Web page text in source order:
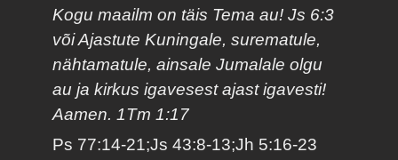
Kogu maailm on täis Tema au! Js 6:3
või Ajastute Kuningale, surematule,
nähtamatule, ainsale Jumalale olgu
au ja kirkus igavesest ajast igavesti!
Aamen. 1Tm 1:17
Ps 77:14-21;Js 43:8-13;Jh 5:16-23